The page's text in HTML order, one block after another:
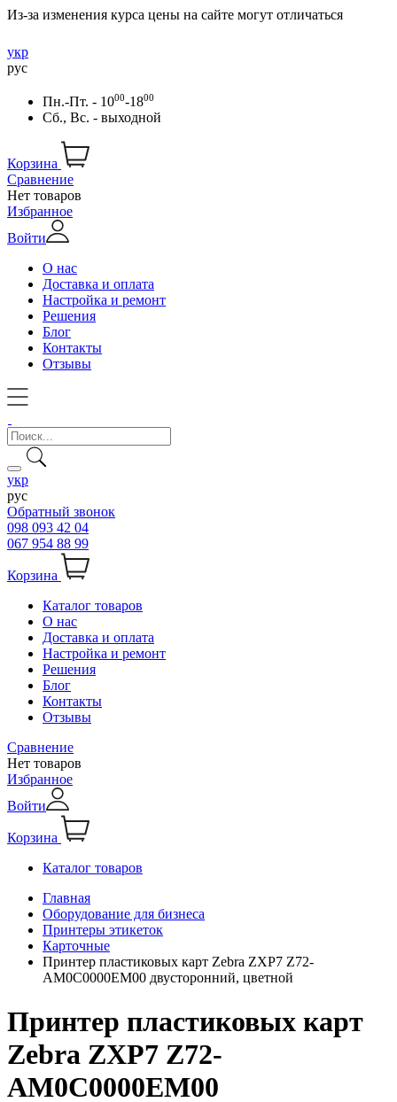
Из-за изменения курса цены на сайте могут отличаться
укр
рус
Пн.-Пт. - 1000-1800
Сб., Вс. - выходной
Корзина
Сравнение
Нет товаров
Избранное
Войти
О нас
Доставка и оплата
Настройка и ремонт
Решения
Блог
Контакты
Отзывы
укр
рус
Обратный звонок
098 093 42 04
067 954 88 99
Корзина
Каталог товаров
О нас
Доставка и оплата
Настройка и ремонт
Решения
Блог
Контакты
Отзывы
Сравнение
Нет товаров
Избранное
Войти
Корзина
Каталог товаров
Главная
Оборудование для бизнеса
Принтеры этикеток
Карточные
Принтер пластиковых карт Zebra ZXP7 Z72-
AM0C0000EM00 двусторонний, цветной
Принтер пластиковых карт
Zebra ZXP7 Z72-
AM0C0000EM00